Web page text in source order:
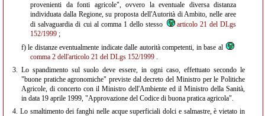
provenienti da fonti agricole", ovvero la eventuale diversa distanza
individuata dalla Regione, su proposta dell'Autorità di Ambito, nelle aree
di salvaguardia di cui al comma 1 dello stesso
articolo 21 del DLgs
152/1999 ;
f) le distanze eventualmente indicate dalle autorità competenti, in base al
comma 2 dell'articolo 21 del DLgs 152/1999 .
3. Lo spandimento sul suolo deve essere, in ogni caso, effettuato secondo le
"buone pratiche agronomiche" previste dal decreto del Ministro per le Politiche
Agricole, di concerto con il Ministro dell'Ambiente ed il Ministro della Sanità,
in data 19 aprile 1999, "Approvazione del Codice di buona pratica agricola".
4. Lo smaltimento dei fanghi nelle acque superficiali dolci e salmastre, è vietato in